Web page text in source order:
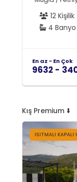
12 Kişilik
4 Banyo
En az - En Çok
9632 -
Kış Premium ⬇️
ISITMALI KAPALI